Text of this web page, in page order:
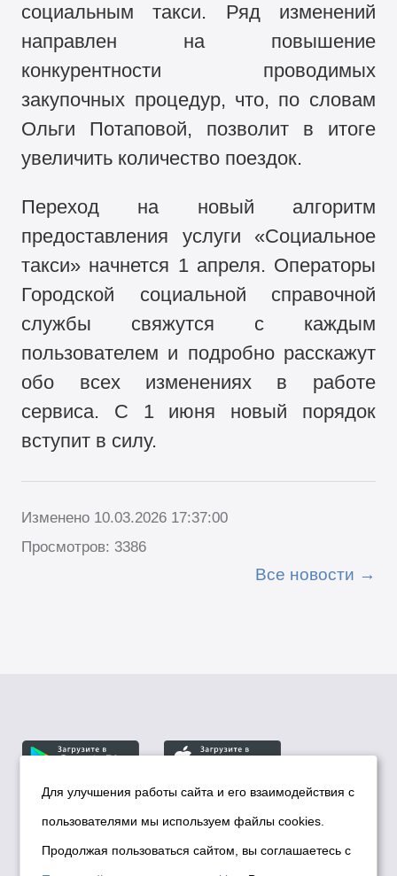
социальным такси. Ряд изменений
направлен на повышение
конкурентности проводимых
закупочных процедур, что, по словам
Ольги Потаповой, позволит в итоге
увеличить количество поездок.
Переход на новый алгоритм
предоставления услуги «Социальное
такси» начнется 1 апреля. Операторы
Городской социальной справочной
службы свяжутся с каждым
пользователем и подробно расскажут
обо всех изменениях в работе
сервиса. С 1 июня новый порядок
вступит в силу.
Изменено 10.03.2026 17:37:00
Просмотров: 3386
Все новости
© Департамент информационной политики мэрии
города Новосибирска, 2026
Политика использования Cookies
Для улучшения работы сайта и его взаимодействия с
пользователями мы используем файлы cookies.
Продолжая пользоваться сайтом, вы соглашаетесь с